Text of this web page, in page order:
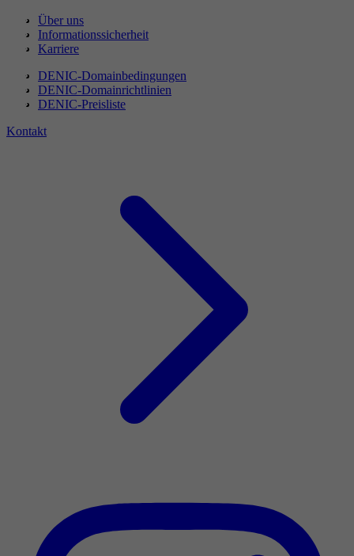
Über uns
Informationssicherheit
Karriere
DENIC-Domainbedingungen
DENIC-Domainrichtlinien
DENIC-Preisliste
Kontakt